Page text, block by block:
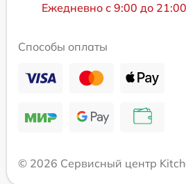
Ежедневно с 9:00 до 21:00
Способы оплаты
© 2026 Сервисный центр